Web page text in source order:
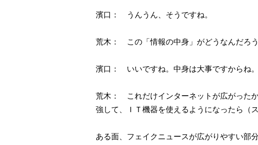
濱口： うんうん、そうですね。
荒木： この「情報の中身」がどうなんだろ
濱口： いいですね。中身は大事ですからね。
荒木： これだけインターネットが広がった
強して、ＩＴ機器を使えるようになったら（
ある面、フェイクニュースが広がりやすい部